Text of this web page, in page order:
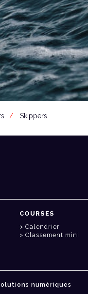
Skippers
COURSES
Calendrier
Classement mini
numériques